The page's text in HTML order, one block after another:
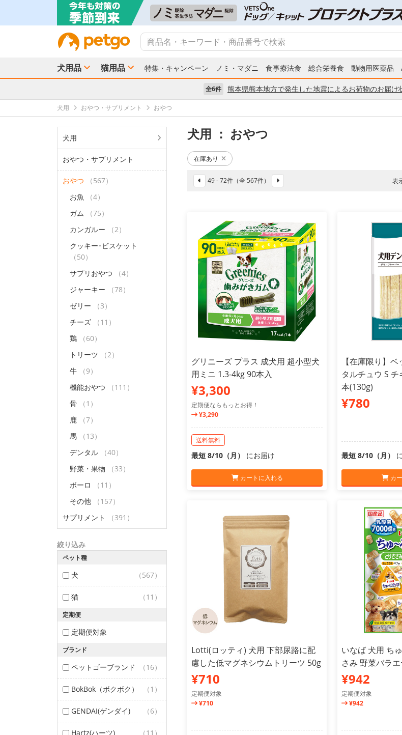
犬用品 猫用品 特集・キャンペーン ノミ・マダニ 食事療法食 総合栄養食 動物用医薬品
全6件 熊本県熊本地方で発生した地震によるお荷物のお届け
犬用 おやつ・サプリメント おやつ
犬用
おやつ・サプリメント
おやつ
（567）
お魚
（4）
ガム
（75）
カンガルー
（2）
クッキー･ビスケット
（50）
サプリおやつ
（4）
ジャーキー
（78）
ゼリー
（3）
チーズ
（11）
鶏
（60）
トリーツ
（2）
牛
（9）
機能おやつ
（111）
骨
（1）
鹿
（7）
馬
（13）
デンタル
（40）
野菜・果物
（33）
ボーロ
（11）
その他
（157）
サプリメント
（391）
絞り込み
ペット種
犬 （567）
猫 （11）
定期便
定期便対象
ブランド
ペットゴーブランド （16）
BokBok（ボクボク） （1）
GENDAI(ゲンダイ) （6）
Hartz(ハーツ) （11）
犬用 ： おやつ
在庫あり
49 - 72件（全 567件） 表
グリニーズ プラス 成犬用 超小型犬
用ミニ 1.3-4kg 90本入
¥3,300
定期便ならもっとお得！
¥3,290
送料無料
最短 8/10（月） にお届け
カートに入れる
【在庫限り】
タルチュウ S
本(130g)
¥780
最短 8/10（月）
カ
Lotti(ロッティ) 犬用 下部尿路に配
慮した低マグネシウムトリーツ 50g
¥710
定期便対象
¥710
いなば 犬用 ち
さみ 野菜バラ
¥942
定期便対象
¥942